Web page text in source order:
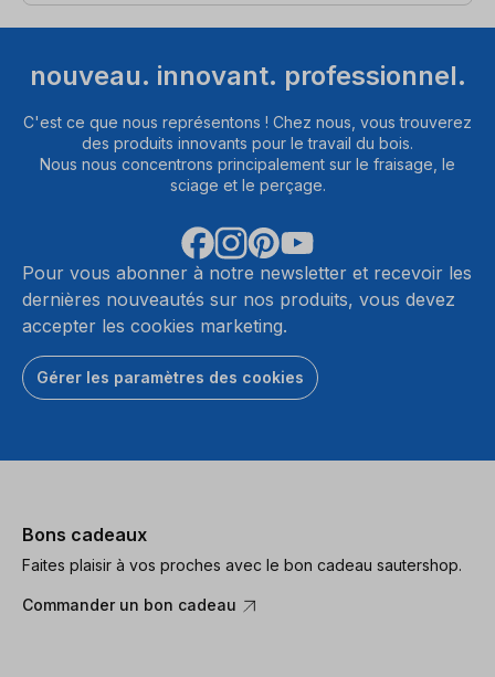
nouveau. innovant. professionnel.
C'est ce que nous représentons ! Chez nous, vous trouverez
des produits innovants pour le travail du bois.
Nous nous concentrons principalement sur le fraisage, le
sciage et le perçage.
Pour vous abonner à notre newsletter et recevoir les
dernières nouveautés sur nos produits, vous devez
accepter les cookies marketing.
Gérer les paramètres des cookies
Bons cadeaux
Faites plaisir à vos proches avec le bon cadeau sautershop.
Commander un bon cadeau